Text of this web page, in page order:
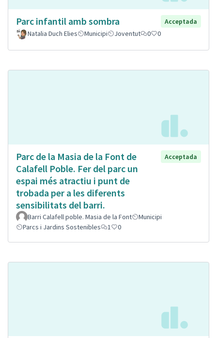
Parc infantil amb sombra
Acceptada
Natalia Duch Elies
Municipi Joventut 0 0
Parc de la Masia de la Font de
Calafell Poble. Fer del parc un
espai més atractiu i punt de
trobada per a les diferents
sensibilitats del barri.
Acceptada
Barri Calafell poble. Masia de la Font
Municipi
Parcs i Jardins Sostenibles
1 0